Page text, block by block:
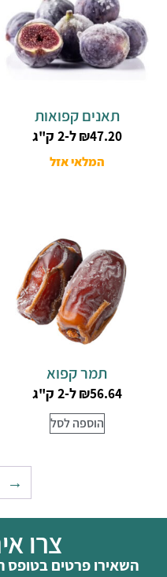
תאנים קפואות
₪47.20 ל-2 ק"ג
המלאי אזל
תמר קפוא
₪56.64 ל-2 ק"ג
הוספה לסל
→
צרו
השאירו פרטים בטופס